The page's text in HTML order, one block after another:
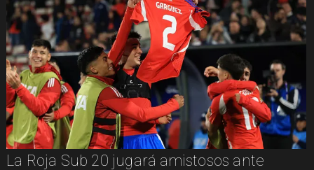
La Roja Sub 20 jugará amistosos ante